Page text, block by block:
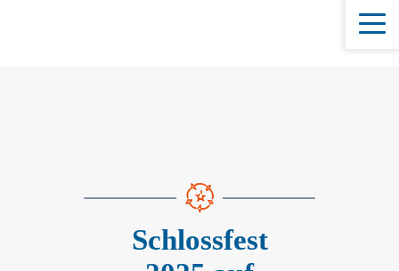
Schlossfest